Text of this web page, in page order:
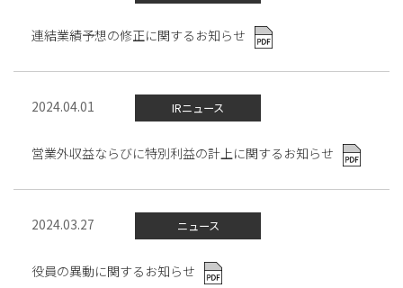
連結業績予想の修正に関するお知らせ
2024.04.01 IRニュース
営業外収益ならびに特別利益の計上に関するお知らせ
2024.03.27 ニュース
役員の異動に関するお知らせ